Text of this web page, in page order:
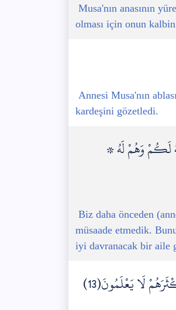
Musa'nın anasının
olması için onun
Annesi Musa'nın
kardeşini gözetledi.
۞ وَحَرَّمْنَا عَلَيْهِ الْمَرَاضِعَ مِن قَبْلُ فَقَالَتْ هَلْ أَدُلُّكُمْ عَلَىٰ أَهْلِ بَيْتٍ يَكْفُلُونَهُ لَكُمْ وَهُمْ لَهُ
Biz daha önceden
müsaade etmedik.
iyi davranacak bir aile
لَا يَعْلَمُونَ(13)